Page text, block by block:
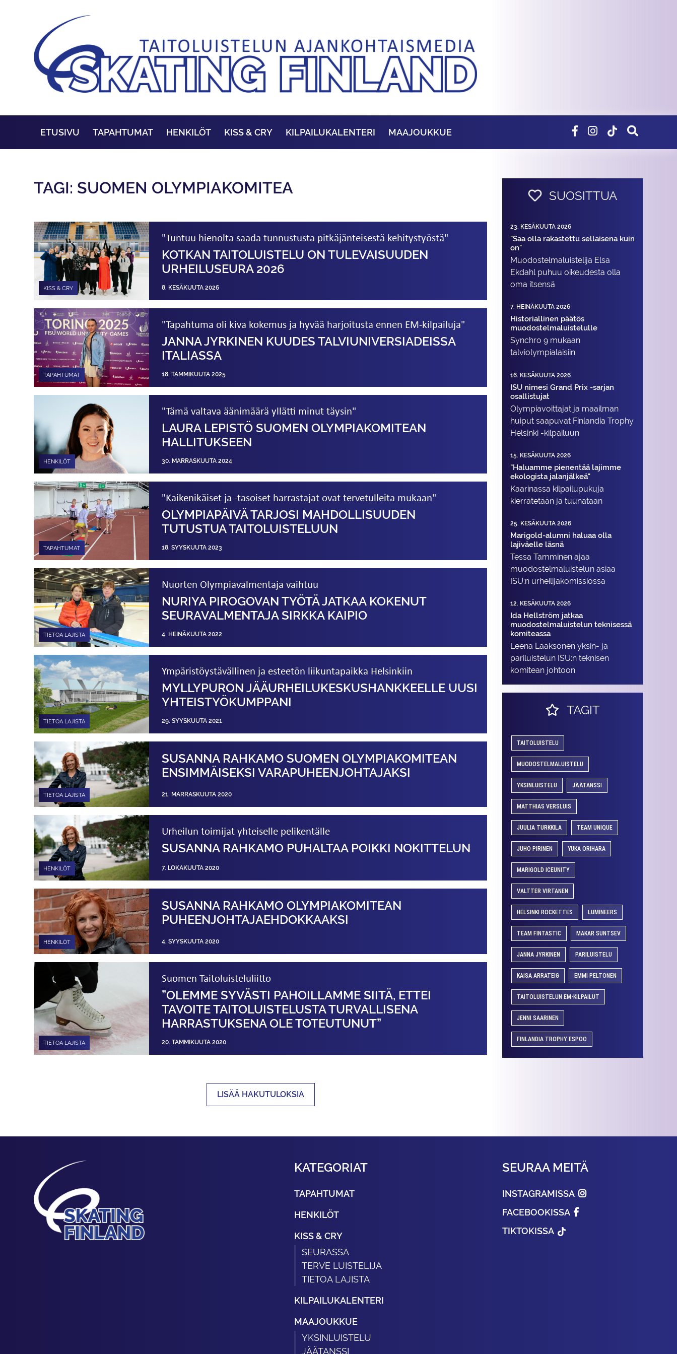
ETUSIVU TAPAHTUMAT HENKILÖT KISS & CRY KILPAILUKALENTERI MAAJOUKKUE
TAGI: SUOMEN OLYMPIAKOMITEA
KISS & CRY
"Tuntuu hienolta saada tunnustusta pitkäjänteisestä kehitystyöstä"
KOTKAN TAITOLUISTELU ON TULEVAISUUDEN
URHEILUSEURA 2026
8. KESÄKUUTA 2026
TAPAHTUMAT
"Tapahtuma oli kiva kokemus ja hyvää harjoitusta ennen EM-kilpailuja"
JANNA JYRKINEN KUUDES TALVI­UNIVERSIADEISSA
ITALIASSA
18. TAMMIKUUTA 2025
HENKILÖT
"Tämä valtava äänimäärä yllätti minut täysin"
LAURA LEPISTÖ SUOMEN OLYMPIAKOMITEAN
HALLITUKSEEN
30. MARRASKUUTA 2024
TAPAHTUMAT
"Kaikenikäiset ja -tasoiset harrastajat ovat tervetulleita mukaan"
OLYMPIAPÄIVÄ TARJOSI MAHDOL­LISUUDEN
TUTUSTUA TAITOLUISTELUUN
18. SYYSKUUTA 2023
TIETOA LAJISTA
Nuorten Olympiavalmentaja vaihtuu
NURIYA PIROGOVAN TYÖTÄ JATKAA KOKENUT
SEURAVALMENTAJA SIRKKA KAIPIO
4. HEINÄKUUTA 2022
TIETOA LAJISTA
Ympäristöystävällinen ja esteetön liikuntapaikka Helsinkiin
MYLLYPURON JÄÄURHEILUKESKUS­HANKKEELLE UUSI
YHTEISTYÖKUMPPANI
29. SYYSKUUTA 2021
TIETOA LAJISTA
SUSANNA RAHKAMO SUOMEN OLYMPIAKOMITEAN
ENSIMMÄISEKSI VARAPUHEEN­JOHTAJAKSI
21. MARRASKUUTA 2020
HENKILÖT
Urheilun toimijat yhteiselle pelikentälle
SUSANNA RAHKAMO PUHALTAA POIKKI NOKITTELUN
7. LOKAKUUTA 2020
HENKILÖT
SUSANNA RAHKAMO OLYMPIA­KOMITEAN
PUHEENJOHTAJA­EHDOKKAAKSI
4. SYYSKUUTA 2020
TIETOA LAJISTA
Suomen Taitoluisteluliitto
”OLEMME SYVÄSTI PAHOILLAMME SIITÄ, ETTEI
TAVOITE TAITOLUISTELUSTA TURVALLISENA
HARRASTUKSENA OLE TOTEUTUNUT”
20. TAMMIKUUTA 2020
LISÄÄ HAKUTULOKSIA
SUOSITTUA
23. KESÄKUUTA 2026
"Saa olla rakastettu sellaisena kuin
on"
Muodostelma­luistelija Elsa
Ekdahl puhuu oikeudesta olla
oma itsensä
7. HEINÄKUUTA 2026
Historiallinen päätös
muodostelmaluistelulle
Synchro 9 mukaan
talviolympialaisiin
16. KESÄKUUTA 2026
ISU nimesi Grand Prix -sarjan
osallistujat
Olympiavoittajat ja maailman
huiput saapuvat Finlandia Trophy
Helsinki -kilpailuun
15. KESÄKUUTA 2026
"Haluamme pienentää lajimme
ekologista jalanjälkeä"
Kaarinassa kilpailupukuja
kierrätetään ja tuunataan
25. KESÄKUUTA 2026
Marigold-alumni haluaa olla
lajiväelle läsnä
Tessa Tamminen ajaa
muodostelma­luistelun asiaa
ISU:n urheilija­komissiossa
12. KESÄKUUTA 2026
Ida Hellström jatkaa
muodostelmaluistelun teknisessä
komiteassa
Leena Laaksonen yksin- ja
pariluistelun ISU:n teknisen
komitean johtoon
TAGIT
TAITOLUISTELU
MUODOSTELMALUISTELU
YKSINLUISTELU JÄÄTANSSI
MATTHIAS VERSLUIS
JUULIA TURKKILA TEAM UNIQUE
JUHO PIRINEN YUKA ORIHARA
MARIGOLD ICEUNITY
VALTTER VIRTANEN
HELSINKI ROCKETTES LUMINEERS
TEAM FINTASTIC MAKAR SUNTSEV
JANNA JYRKINEN PARILUISTELU
KAISA ARRATEIG EMMI PELTONEN
TAITOLUISTELUN EM-KILPAILUT
JENNI SAARINEN
FINLANDIA TROPHY ESPOO
KATEGORIAT
TAPAHTUMAT
HENKILÖT
KISS & CRY
SEURASSA
TERVE LUISTELIJA
TIETOA LAJISTA
KILPAILUKALENTERI
MAAJOUKKUE
YKSINLUISTELU
JÄÄTANSSI
SEURAA MEITÄ
INSTAGRAMISSA
FACEBOOKISSA
TIKTOKISSA